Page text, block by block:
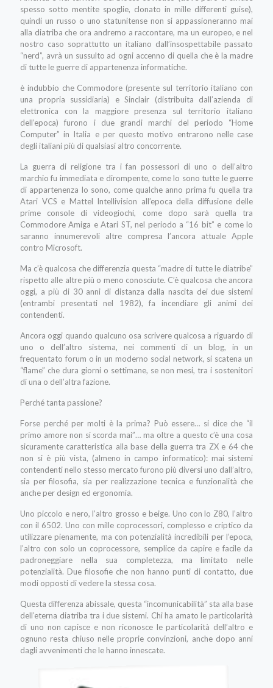
spesso sotto mentite spoglie, clonato in mille differenti guise),
quindi un russo o uno statunitense non si appassioneranno mai
alla diatriba che ora andremo a raccontare, ma un europeo, e nel
nostro caso soprattutto un italiano dall’insospettabile passato
“nerd”, avrà un sussulto ad ogni accenno di quella che è la madre
di tutte le guerre di appartenenza informatiche.
è indubbio che Commodore (presente sul territorio italiano con
una propria sussidiaria) e Sinclair (distribuita dall’azienda di
elettronica con la maggiore presenza sul territorio italiano
dell’epoca) furono i due grandi marchi del periodo “Home
Computer” in Italia e per questo motivo entrarono nelle case
degli italiani più di qualsiasi altro concorrente.
La guerra di religione tra i fan possessori di uno o dell’altro
marchio fu immediata e dirompente, come lo sono tutte le guerre
di appartenenza lo sono, come qualche anno prima fu quella tra
Atari VCS e Mattel Intellivision all’epoca della diffusione delle
prime console di videogiochi, come dopo sarà quella tra
Commodore Amiga e Atari ST, nel periodo a “16 bit” e come lo
saranno innumerevoli altre compresa l’ancora attuale Apple
contro Microsoft.
Ma c’è qualcosa che differenzia questa “madre di tutte le diatribe”
rispetto alle altre più o meno conosciute. C’è qualcosa che ancora
oggi, a più di 30 anni di distanza dalla nascita dei due sistemi
(entrambi presentati nel 1982), fa incendiare gli animi dei
contendenti.
Ancora oggi quando qualcuno osa scrivere qualcosa a riguardo di
uno o dell’altro sistema, nei commenti di un blog, in un
frequentato forum o in un moderno social network, si scatena un
“flame” che dura giorni o settimane, se non mesi, tra i sostenitori
di una o dell’altra fazione.
Perché tanta passione?
Forse perché per molti è la prima? Può essere… si dice che “il
primo amore non si scorda mai”… ma oltre a questo c’è una cosa
sicuramente caratteristica alla base della guerra tra ZX e 64 che
non si è più vista, (almeno in campo informatico): mai sistemi
contendenti nello stesso mercato furono più diversi uno dall’altro,
sia per filosofia, sia per realizzazione tecnica e funzionalità che
anche per design ed ergonomia.
Uno piccolo e nero, l’altro grosso e beige. Uno con lo Z80, l’altro
con il 6502. Uno con mille coprocessori, complesso e criptico da
utilizzare pienamente, ma con potenzialità incredibili per l’epoca,
l’altro con solo un coprocessore, semplice da capire e facile da
padroneggiare nella sua completezza, ma limitato nelle
potenzialità. Due filosofie che non hanno punti di contatto, due
modi opposti di vedere la stessa cosa.
Questa differenza abissale, questa “incomunicabilità” sta alla base
dell’eterna diatriba tra i due sistemi. Chi ha amato le particolarità
di uno non capisce e non riconosce le particolarità dell’altro e
ognuno resta chiuso nelle proprie convinzioni, anche dopo anni
dagli avvenimenti che le hanno innescate.